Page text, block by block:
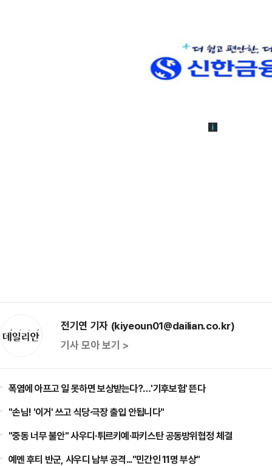
전기연 기자 (kiyeoun01@dailian.co.kr)
기사 모아 보기 >
폭염에 아프고 일 못하면 보상받는다?…'기후보험' 뜬다
"손님! '이거' 쓰고 식당·극장 출입 안됩니다"
"중동 너무 불안" 사우디·튀르키예·파키스탄 공동방위협정 체결
예멘 후티 반군, 사우디 남부 공격..."민간인 11명 부상"